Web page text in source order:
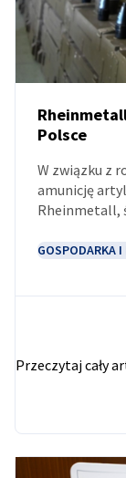
Polsce
W związku z
amunicję
Rheinmetall,
Polsce.
GOSPODARKA I
Przeczytaj cały